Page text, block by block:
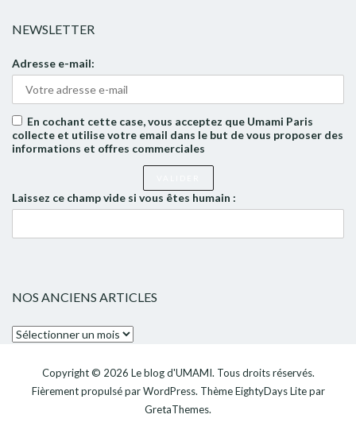
NEWSLETTER
Adresse e-mail:
En cochant cette case, vous acceptez que Umami Paris
collecte et utilise votre email dans le but de vous proposer des
informations et offres commerciales
Laissez ce champ vide si vous êtes humain :
NOS ANCIENS ARTICLES
Nos
articlesCopyright © 2026 Le blog d'UMAMI. Tous droits réservés.
Fièrement propulsé parWordPress. ThèmeEightyDays Litepar
GretaThemes.